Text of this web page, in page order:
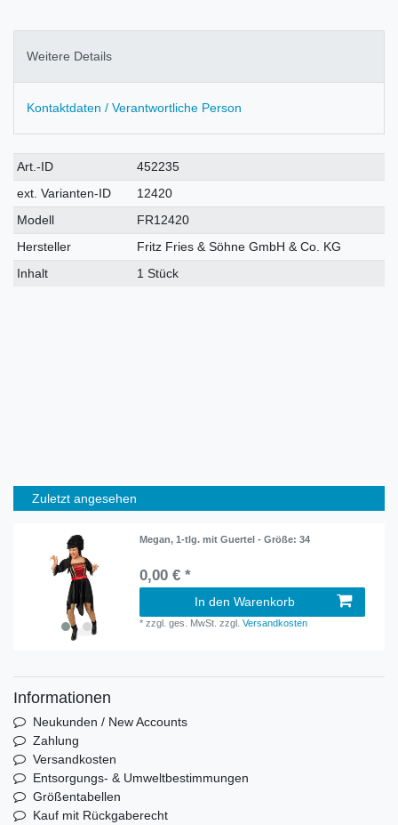
Weitere Details
Kontaktdaten / Verantwortliche Person
Technisches
Merkmal
Wert
Art.-ID
452235
ext. Varianten-ID
12420
Modell
FR12420
Hersteller
Fritz Fries & Söhne GmbH & Co. KG
Inhalt
1 Stück
Zuletzt angesehen
Megan, 1-tlg. mit Guertel - Größe: 34
0,00 € *
In den Warenkorb
*zzgl. ges. MwSt. zzgl.Versandkosten
Informationen
Neukunden / New Accounts
Zahlung
Versandkosten
Entsorgungs- & Umweltbestimmungen
Größentabellen
Kauf mit Rückgaberecht